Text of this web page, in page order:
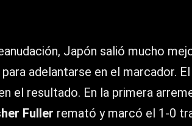
Japón salió mucho
adelantarse en el marcador.
el resultado. En la primera
Fuller remató y marcó el 1-0